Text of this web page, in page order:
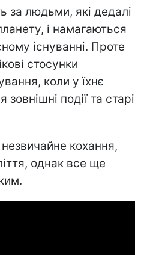
за людьми, які дедалі
і намагаються
існуванні. Проте
стосунки
коли у їхнє
події та старі
кохання,
однак все ще